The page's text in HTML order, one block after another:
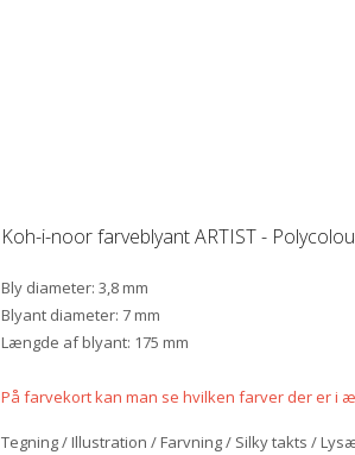
Koh-i-noor farveblyant ARTIST -
Bly diameter: 3,8 mm
Blyant diameter: 7 mm
Længde af blyant: 175 mm
På farvekort kan man se hvilken farver der er i
Tegning / Illustration / Farvning / Silky takts /